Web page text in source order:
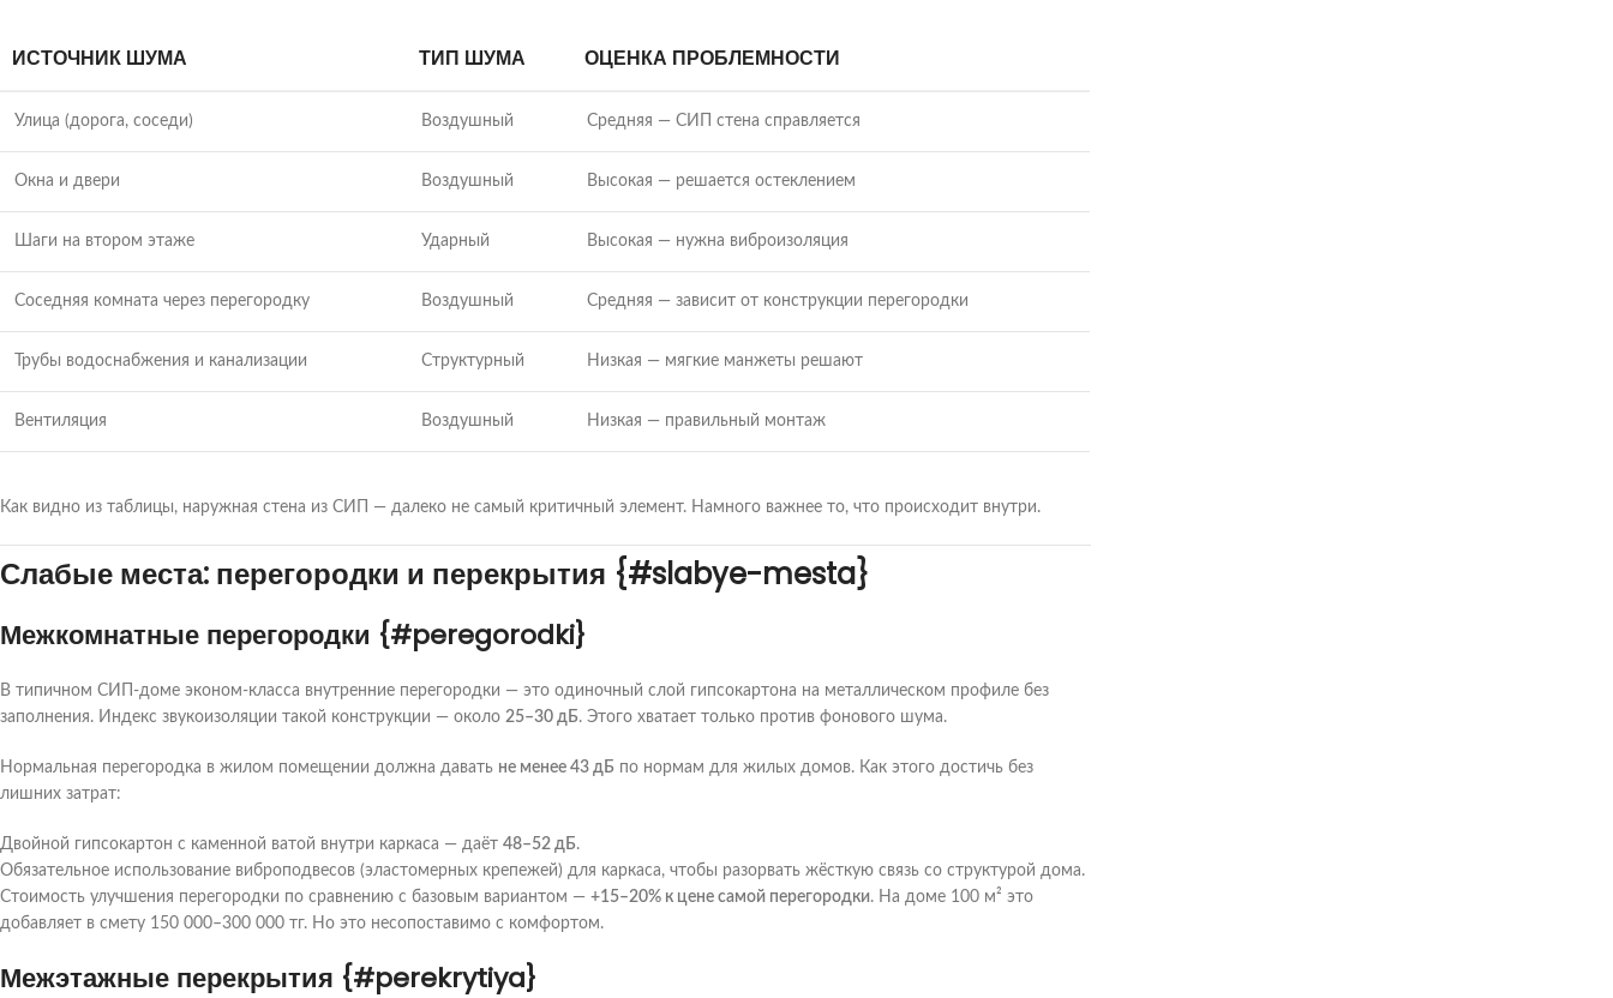
ИСТОЧНИК ШУМА ТИП ШУМА ОЦЕНКА ПРОБЛЕМНОСТИ
Улица (дорога, соседи) Воздушный Средняя — СИП стена справляется
Окна и двери Воздушный Высокая — решается остеклением
Шаги на втором этаже Ударный Высокая — нужна виброизоляция
Соседняя комната через перегородку Воздушный Средняя — зависит от конструкции перегородки
Трубы водоснабжения и канализации Структурный Низкая — мягкие манжеты решают
Вентиляция Воздушный Низкая — правильный монтаж
Как видно из таблицы, наружная стена из СИП — далеко не самый критичный элемент. Намного важнее то, что происходит внутри.
Слабые места: перегородки и перекрытия {#slabye-mesta}
Межкомнатные перегородки {#peregorodki}
В типичном СИП-доме эконом-класса внутренние перегородки — это одиночный слой гипсокартона на металлическом профиле без
заполнения. Индекс звукоизоляции такой конструкции — около 25–30 дБ. Этого хватает только против фонового шума.
Нормальная перегородка в жилом помещении должна давать не менее 43 дБ по нормам для жилых домов. Как этого достичь без
лишних затрат:
Двойной гипсокартон с каменной ватой внутри каркаса — даёт 48–52 дБ.
Обязательное использование виброподвесов (эластомерных крепежей) для каркаса, чтобы разорвать жёсткую связь со структурой дома.
Стоимость улучшения перегородки по сравнению с базовым вариантом — +15–20% к цене самой перегородки. На доме 100 м² это
добавляет в смету 150 000–300 000 тг. Но это несопоставимо с комфортом.
Межэтажные перекрытия {#perekrytiya}